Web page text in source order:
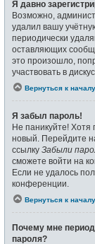
Я давно
Возможно,
удалил вашу
периодически
оставляющих
это произошло,
участвовать в
Вернуться к началу
Я забыл пароль!
Не паникуйте! Хотя
новый. Перейдите
ссылку Забыли
сможете войти на
Если не удалось
конференции.
Вернуться к началу
Почему мне
пароля?